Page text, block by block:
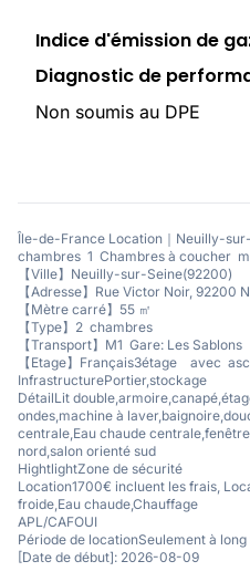
Indice d'émission de
Diagnostic de
Non soumis au DPE
Île-de-France Location｜Neuilly-
chambres 1 Chambres à coucher
【Ville】Neuilly-sur-Seine(92200)
【Adresse】Rue Victor Noir, 92200
【Mètre carré】55 ㎡
【Type】2 chambres
【Transport】M1 Gare: Les Sablons
【Etage】Français3étage avec
InfrastructurePortier,stockage
DétailLit
ondes,machine à
centrale,Eau chaude
nord,salon orienté sud
HightlightZone de sécurité
Location1700€ incluent les frais,
froide,Eau chaude,Chauffage
APL/CAFOUI
Période de locationSeulement à
[Date de début]: 2026-08-09